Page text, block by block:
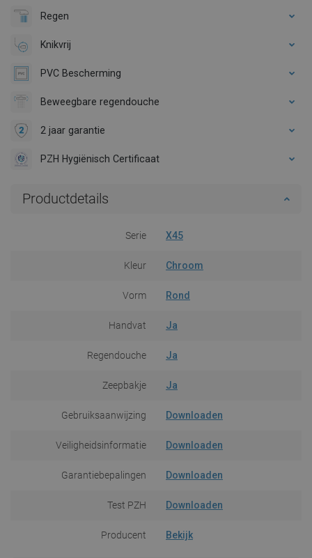
Regen
Knikvrij
PVC Bescherming
Beweegbare regendouche
2 jaar garantie
PZH Hygiënisch Certificaat
Productdetails
Serie X45
Kleur Chroom
Vorm Rond
Handvat Ja
Regendouche Ja
Zeepbakje Ja
Gebruiksaanwijzing Downloaden
Veiligheidsinformatie Downloaden
Garantiebepalingen Downloaden
Test PZH Downloaden
Producent Bekijk